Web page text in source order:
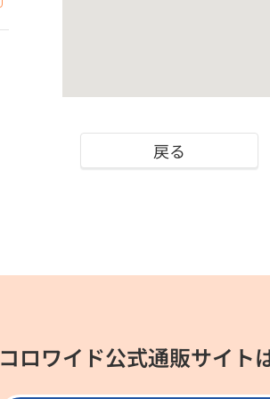
戻る
コロワイド公式通販サイト